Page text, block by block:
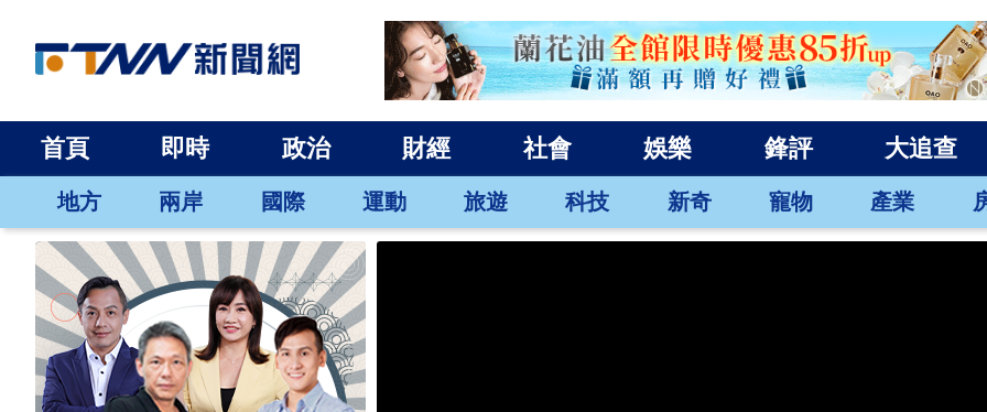
首頁 即時 政治 財經 社會 娛樂 鋒評 大追查
地方 兩岸 國際 運動 旅遊 科技 新奇 寵物 產業